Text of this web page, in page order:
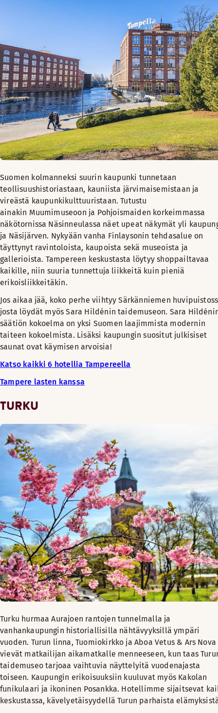
Suomen kolmanneksi suurin kaupunki tunnetaan
teollisuushistoriastaan, kauniista järvimaisemistaan ja
vireästä kaupunkikulttuuristaan. Tutustu
ainakin Muumimuseoon ja Pohjoismaiden korkeimmassa
näkötornissa Näsinneulassa näet upeat näkymät yli
ja Näsijärven. Nykyään vanha Finlaysonin tehdasalue on
täyttynyt ravintoloista, kaupoista sekä museoista ja
gallerioista. Tampereen keskustasta löytyy shoppailtavaa
kaikille, niin suuria tunnettuja liikkeitä kuin pieniä
erikoisliikkeitäkin.
Jos aikaa jää, koko perhe viihtyy Särkänniemen
josta löydät myös Sara Hildénin taidemuseon. Sara
säätiön kokoelma on yksi Suomen laajimmista modernin
taiteen kokoelmista. Lisäksi kaupungin suositut julkisiset
saunat ovat käymisen arvoisia!
Katso kaikki 6 hotellia Tampereella
Tampere lasten kanssa
TURKU
Turku hurmaa Aurajoen rantojen tunnelmalla ja
vanhankaupungin historiallisilla nähtävyyksillä ympäri
vuoden. Turun linna, Tuomiokirkko ja Aboa Vetus & Ars Nova
vievät matkailijan aikamatkalle menneeseen, kun taas
taidemuseo tarjoaa vaihtuvia näyttelyitä vuodenajasta
toiseen. Kaupungin erikoisuuksiin kuuluvat myös Kakolan
funikulaari ja ikoninen Posankka. Hotellimme sijaitsevat
keskustassa, kävelyetäisyydellä Turun parhaista